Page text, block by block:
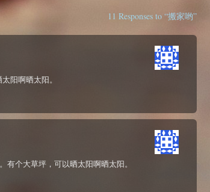
11 Responses to “搬家哟”
阳啊晒太阳。
有个大草坪，可以晒太阳啊晒太阳。